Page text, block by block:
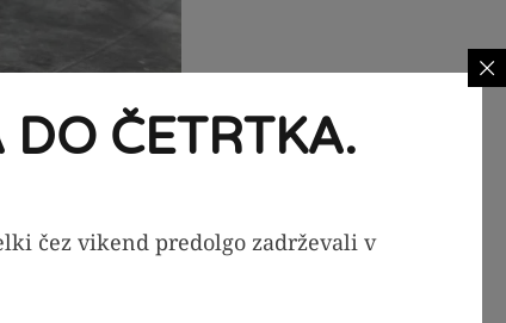
ČETRTKA.
čez vikend predolgo zadrževali v